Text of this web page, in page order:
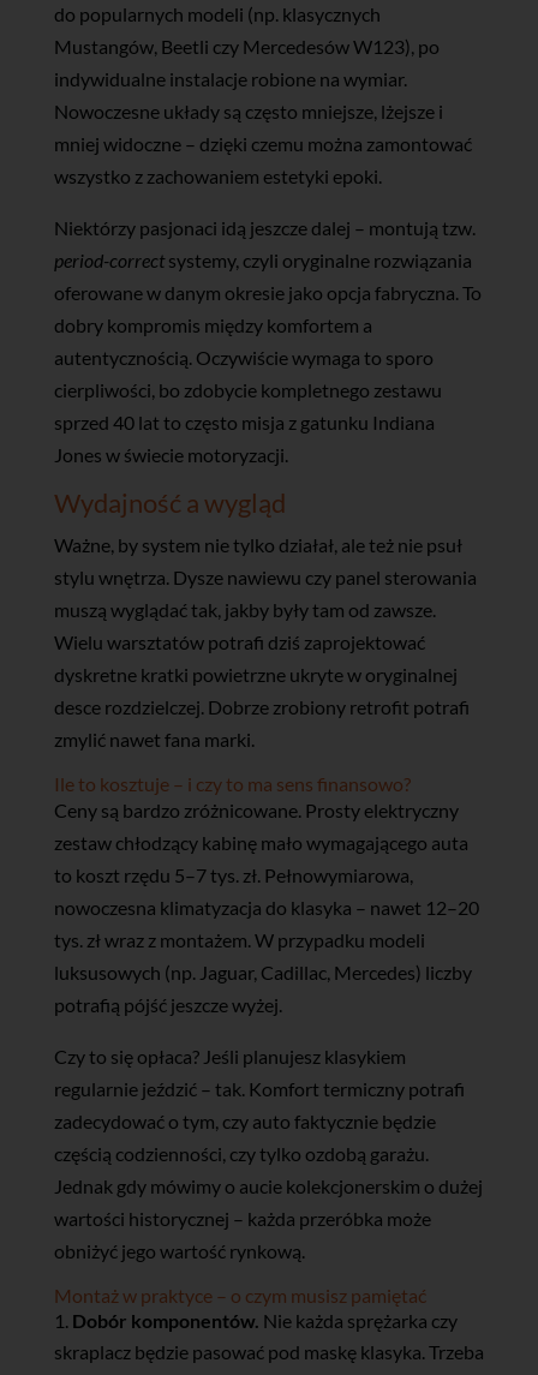
do popularnych modeli (np. klasycznych
Mustangów, Beetli czy Mercedesów W123), po
indywidualne instalacje robione na wymiar.
Nowoczesne układy są często mniejsze, lżejsze i
mniej widoczne – dzięki czemu można zamontować
wszystko z zachowaniem estetyki epoki.
Niektórzy pasjonaci idą jeszcze dalej – montują tzw.
period-correctsystemy, czyli oryginalne rozwiązania
oferowane w danym okresie jako opcja fabryczna. To
dobry kompromis między komfortem a
autentycznością. Oczywiście wymaga to sporo
cierpliwości, bo zdobycie kompletnego zestawu
sprzed 40 lat to często misja z gatunku Indiana
Jones w świecie motoryzacji.
Wydajność a wygląd
Ważne, by system nie tylko działał, ale też nie psuł
stylu wnętrza. Dysze nawiewu czy panel sterowania
muszą wyglądać tak, jakby były tam od zawsze.
Wielu warsztatów potrafi dziś zaprojektować
dyskretne kratki powietrzne ukryte w oryginalnej
desce rozdzielczej. Dobrze zrobiony retrofit potrafi
zmylić nawet fana marki.
Ile to kosztuje – i czy to ma sens finansowo?
Ceny są bardzo zróżnicowane. Prosty elektryczny
zestaw chłodzący kabinę mało wymagającego auta
to koszt rzędu 5–7 tys. zł. Pełnowymiarowa,
nowoczesna klimatyzacja do klasyka – nawet 12–20
tys. zł wraz z montażem. W przypadku modeli
luksusowych (np. Jaguar, Cadillac, Mercedes) liczby
potrafią pójść jeszcze wyżej.
Czy to się opłaca? Jeśli planujesz klasykiem
regularnie jeździć – tak. Komfort termiczny potrafi
zadecydować o tym, czy auto faktycznie będzie
częścią codzienności, czy tylko ozdobą garażu.
Jednak gdy mówimy o aucie kolekcjonerskim o dużej
wartości historycznej – każda przeróbka może
obniżyć jego wartość rynkową.
Montaż w praktyce – o czym musisz pamiętać
Dobór komponentów. Nie każda sprężarka czy
skraplacz będzie pasować pod maskę klasyka. Trzeba